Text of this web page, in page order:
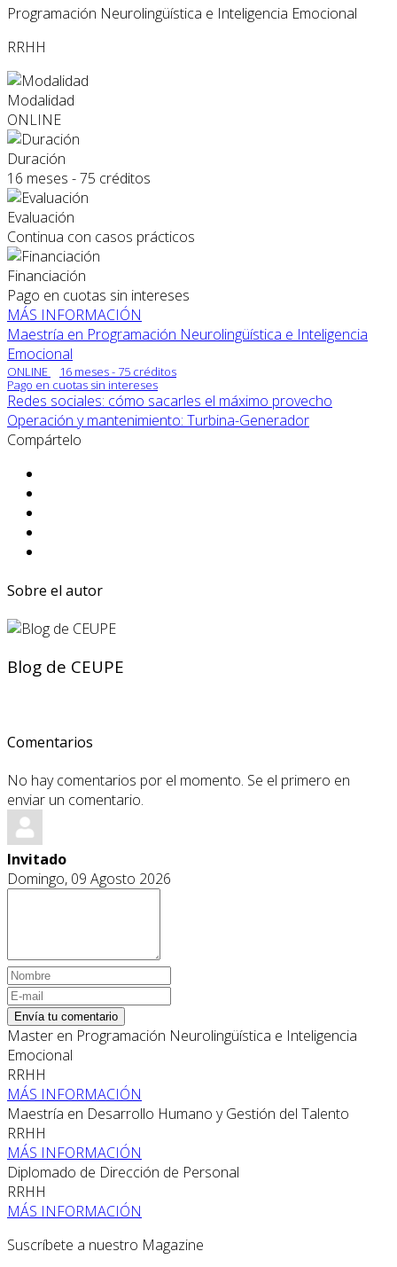
Programación Neurolingüística e Inteligencia Emocional
RRHH
Modalidad
ONLINE
Duración
16 meses - 75 créditos
Evaluación
Continua con casos prácticos
Financiación
Pago en cuotas sin intereses
MÁS INFORMACIÓN
Maestría en Programación Neurolingüística e Inteligencia
Emocional
ONLINE
16 meses - 75 créditos
Pago en cuotas sin intereses
Redes sociales: cómo sacarles el máximo provecho
Operación y mantenimiento: Turbina-Generador
Compártelo
Sobre el autor
Blog de CEUPE
Comentarios
No hay comentarios por el momento. Se el primero en
enviar un comentario.
Invitado
Domingo, 09 Agosto 2026
Envía tu comentario
Master en Programación Neurolingüística e Inteligencia
Emocional
RRHH
MÁS INFORMACIÓN
Maestría en Desarrollo Humano y Gestión del Talento
RRHH
MÁS INFORMACIÓN
Diplomado de Dirección de Personal
RRHH
MÁS INFORMACIÓN
Suscríbete a nuestro Magazine